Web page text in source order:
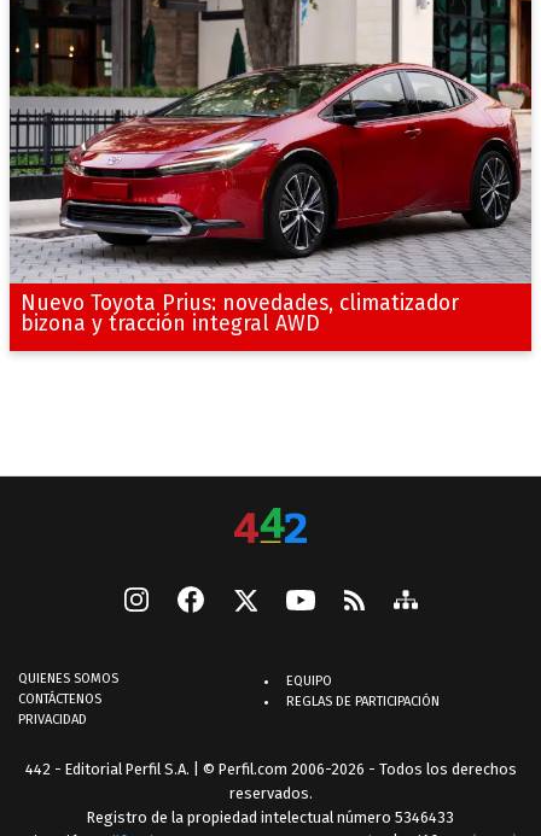
Nuevo Toyota Prius: novedades, climatizador
bizona y tracción integral AWD
QUIENES SOMOS
CONTÁCTENOS
PRIVACIDAD
EQUIPO
REGLAS DE PARTICIPACIÓN
442 - Editorial Perfil S.A. | © Perfil.com 2006-2026 - Todos los derechos
reservados.
Registro de la propiedad intelectual número 5346433